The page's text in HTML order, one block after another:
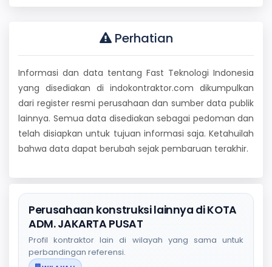
Perhatian
Informasi dan data tentang Fast Teknologi Indonesia
yang disediakan di indokontraktor.com dikumpulkan
dari register resmi perusahaan dan sumber data publik
lainnya. Semua data disediakan sebagai pedoman dan
telah disiapkan untuk tujuan informasi saja. Ketahuilah
bahwa data dapat berubah sejak pembaruan terakhir.
Perusahaan konstruksi lainnya di KOTA
ADM. JAKARTA PUSAT
Profil kontraktor lain di wilayah yang sama untuk
perbandingan referensi.